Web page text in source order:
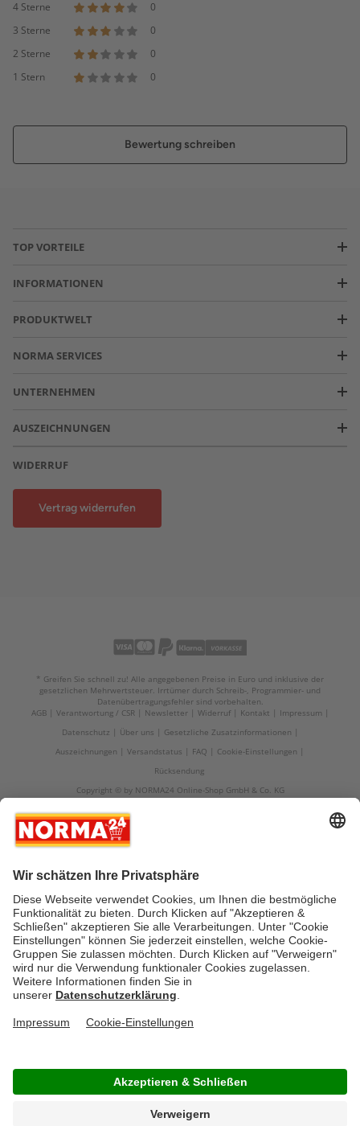
4 Sterne
0
3 Sterne
0
2 Sterne
0
1 Stern
0
Bewertung schreiben
TOP VORTEILE
INFORMATIONEN
PRODUKTWELT
NORMA SERVICES
UNTERNEHMEN
AUSZEICHNUNGEN
WIDERRUF
Vertrag widerrufen
* Greifen Sie schnell zu! Alle angegebenen Preise in Euro und inklusive der
gesetzlichen Mehrwertsteuer. Irrtümer durch Schreib-, Programmier- und
Datenübertragungsfehler sind vorbehalten.
AGB
Verantwortung / CSR Newsletter Widerruf Kontakt
Impressum
Datenschutz
Über uns
Gesetzliche Zusatzinformationen
Auszeichnungen
Versandstatus FAQ
Cookie-Einstellungen
Rücksendung
Copyright © by NORMA24 Online-Shop GmbH & Co. KG